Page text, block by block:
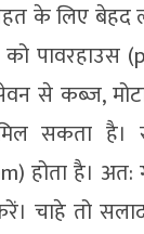
के लिए बेहद
पावरहाउस
से कब्ज,
सकता है।
होता है। अत:
चाहे तो